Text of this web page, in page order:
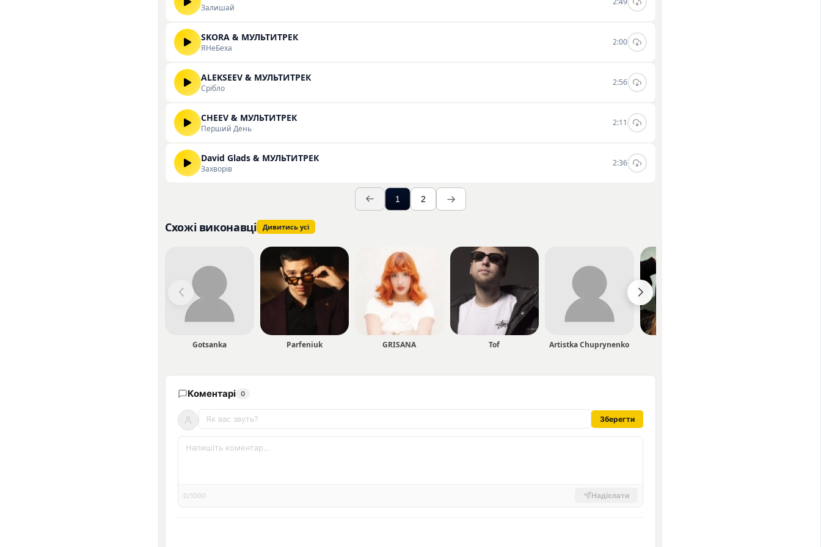
Залишай
SKORA & МУЛЬТИТРЕК
ЯНеБеха
2:00
ALEKSEEV & МУЛЬТИТРЕК
Срібло
2:56
CHEEV & МУЛЬТИТРЕК
Перший День
2:11
David Glads & МУЛЬТИТРЕК
Захворів
2:36
1 2
Схожі виконавці Дивитись усі
Gotsanka Parfeniuk GRISANA Tof Artistka Chuprynenko
Коментарі 0
Зберегти
0/1000 Надіслати